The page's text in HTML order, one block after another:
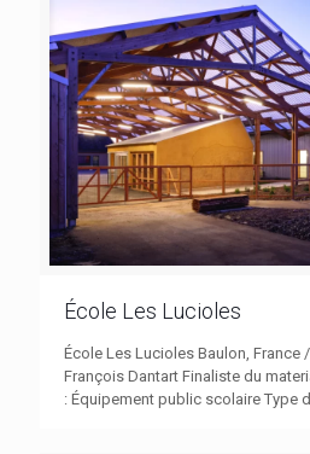
École Les Lucioles
École Les Lucioles Baulon, France
François Dantart Finaliste du
: Équipement public scolaire Type